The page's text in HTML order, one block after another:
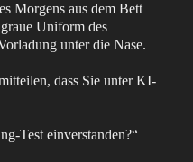
Morgens aus dem Bett
Uniform des
unter die Nase.
dass Sie unter KI-
Test einverstanden?“